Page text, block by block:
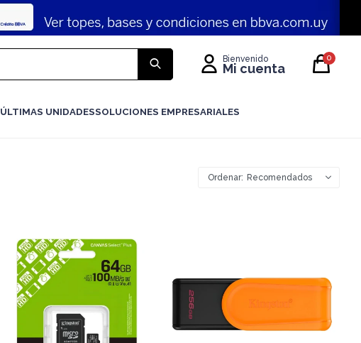
ÚLTIMAS UNIDADESSOLUCIONES EMPRESARIALES
0
Recomendados